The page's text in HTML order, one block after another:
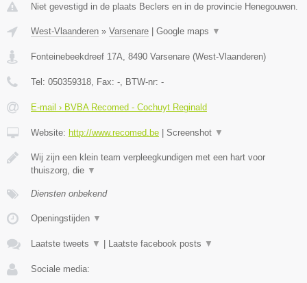
Niet gevestigd in de plaats Beclers en in de provincie Henegouwen.
West-Vlaanderen » Varsenare | Google maps ▼
Fonteinebeekdreef 17A 8490 Varsenare (West-Vlaanderen)
Tel: 050359318 , Fax: - , BTW-nr: -
E-mail › BVBA Recomed - Cochuyt Reginald
Website: http://www.recomed.be | Screenshot ▼
Wij zijn een klein team verpleegkundigen met een hart voor
thuiszorg, die ▼
Diensten onbekend
Openingstijden ▼
Laatste tweets ▼ | Laatste facebook posts ▼
Sociale media: